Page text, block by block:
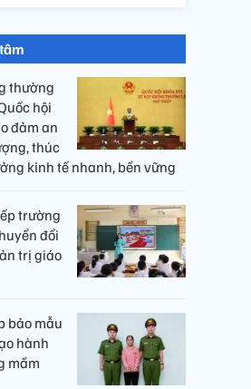
thường
hội
đảm an
thúc
kinh tế nhanh, bền vững
trường
đổi
trị giáo
bảo mẫu
hành
mầm